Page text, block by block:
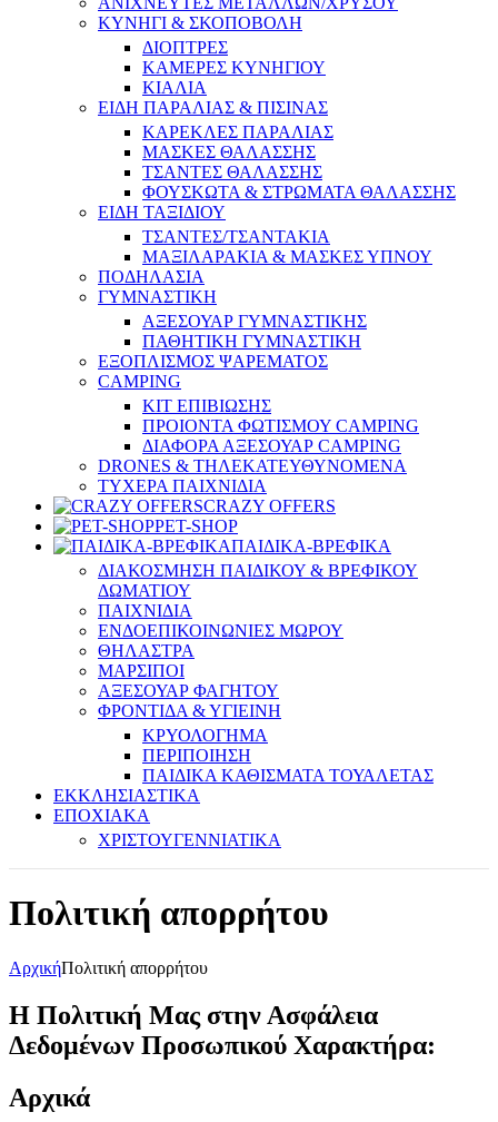
ΚΥΝΗΓΙ & ΣΚΟΠΟΒΟΛΗ
ΔΙΟΠΤΡΕΣ
ΚΑΜΕΡΕΣ ΚΥΝΗΓΙΟΥ
ΚΙΑΛΙΑ
ΕΙΔΗ ΠΑΡΑΛΙΑΣ & ΠΙΣΙΝΑΣ
ΚΑΡΕΚΛΕΣ ΠΑΡΑΛΙΑΣ
ΜΑΣΚΕΣ ΘΑΛΑΣΣΗΣ
ΤΣΑΝΤΕΣ ΘΑΛΑΣΣΗΣ
ΦΟΥΣΚΩΤΑ & ΣΤΡΩΜΑΤΑ ΘΑΛΑΣΣΗΣ
ΕΙΔΗ ΤΑΞΙΔΙΟΥ
ΤΣΑΝΤΕΣ/ΤΣΑΝΤΑΚΙΑ
ΜΑΞΙΛΑΡΑΚΙΑ & ΜΑΣΚΕΣ ΥΠΝΟΥ
ΠΟΔΗΛΑΣΙΑ
ΓΥΜΝΑΣΤΙΚΗ
ΑΞΕΣΟΥΑΡ ΓΥΜΝΑΣΤΙΚΗΣ
ΠΑΘΗΤΙΚΗ ΓΥΜΝΑΣΤΙΚΗ
ΕΞΟΠΛΙΣΜΟΣ ΨΑΡΕΜΑΤΟΣ
CAMPING
ΚΙΤ ΕΠΙΒΙΩΣΗΣ
ΠΡΟΙΟΝΤΑ ΦΩΤΙΣΜΟΥ CAMPING
ΔΙΑΦΟΡΑ ΑΞΕΣΟΥΑΡ CAMPING
DRONES & ΤΗΛΕΚΑΤΕΥΘΥΝΟΜΕΝΑ
ΤΥΧΕΡΑ ΠΑΙΧΝΙΔΙΑ
CRAZY OFFERS
PET-SHOP
ΠΑΙΔΙΚΑ-ΒΡΕΦΙΚΑ
ΔΙΑΚΟΣΜΗΣΗ ΠΑΙΔΙΚΟΥ & ΒΡΕΦΙΚΟΥ
ΔΩΜΑΤΙΟΥ
ΠΑΙΧΝΙΔΙΑ
ΕΝΔΟΕΠΙΚΟΙΝΩΝΙΕΣ ΜΩΡΟΥ
ΘΗΛΑΣΤΡΑ
ΜΑΡΣΙΠΟΙ
ΑΞΕΣΟΥΑΡ ΦΑΓΗΤΟΥ
ΦΡΟΝΤΙΔΑ & ΥΓΙΕΙΝΗ
ΚΡΥΟΛΟΓΗΜΑ
ΠΕΡΙΠΟΙΗΣΗ
ΠΑΙΔΙΚΑ ΚΑΘΙΣΜΑΤΑ ΤΟΥΑΛΕΤΑΣ
ΕΚΚΛΗΣΙΑΣΤΙΚΑ
ΕΠΟΧΙΑΚΑ
ΧΡΙΣΤΟΥΓΕΝΝΙΑΤΙΚΑ
Πολιτική απορρήτου
ΑρχικήΠολιτική απορρήτου
Η Πολιτική Μας στην Ασφάλεια
Δεδομένων Προσωπικού Χαρακτήρα:
Αρχικά